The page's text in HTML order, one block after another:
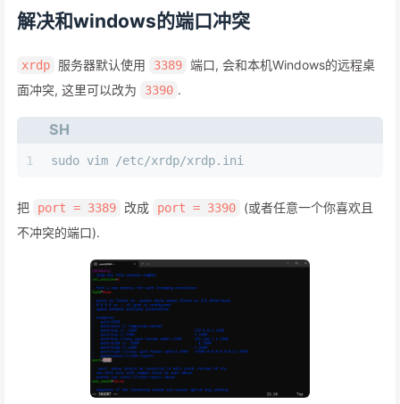
解决和windows的端口冲突
xrdp 服务器默认使用 3389 端口, 会和本机Windows的远程桌
面冲突, 这里可以改为
3390 .
SH
1 sudo vim /etc/xrdp/xrdp.ini
把 port = 3389 改成 port = 3390
(或者任意一个你喜欢且
不冲突的端口).